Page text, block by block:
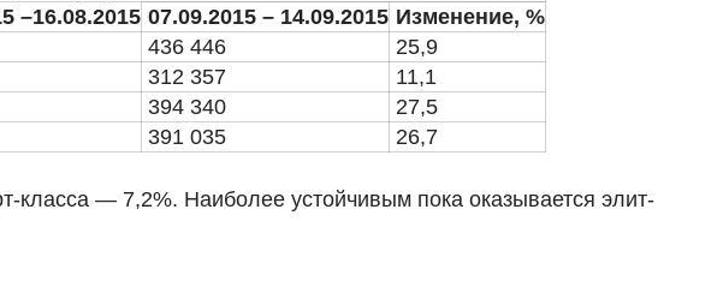
–16.08.2015 07.09.2015 – 14.09.2015 Изменение, %
436 446
25,9
312 357
11,1
394 340
27,5
391 035 26,7
класса — 7,2%. Наиболее устойчивым пока оказывается элит-